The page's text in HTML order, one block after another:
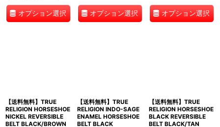
オプション選択 オプション選択 オプション選択
【送料無料】TRUE
RELIGION HORSESHOE
NICKEL REVERSIBLE
BELT BLACK/BROWN
【送料無料】TRUE
RELIGION INDO-SAGE
ENAMEL HORSESHOE
BELT BLACK
【送料無料】TRUE
RELIGION HORSESHOE
BLACK REVERSIBLE
BELT BLACK/TAN